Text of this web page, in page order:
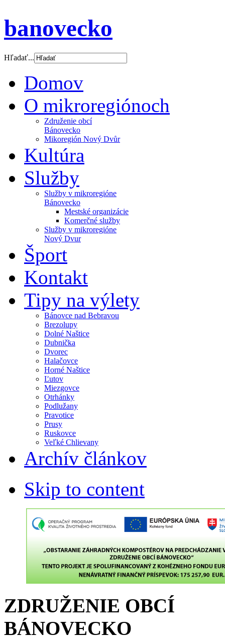
banovecko
Hľadať...
Domov
O mikroregiónoch
Združenie obcí
Bánovecko
Mikoregión Nový Dvůr
Kultúra
Služby
Služby v mikroregióne
Bánovecko
Mestské organizácie
Komerčné služby
Služby v mikroregióne
Nový Dvur
Šport
Kontakt
Tipy na výlety
Bánovce nad Bebravou
Brezolupy
Dolné Naštice
Dubnička
Dvorec
Halačovce
Horné Naštice
Ľutov
Miezgovce
Otrhánky
Podlužany
Pravotice
Prusy
Ruskovce
Veľké Chlievany
Archív článkov
Skip to content
ZDRUŽENIE OBCÍ
BÁNOVECKO